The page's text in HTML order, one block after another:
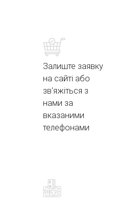
Залиште заявку
на сайті або
зв'яжіться з
нами за
вказаними
телефонами